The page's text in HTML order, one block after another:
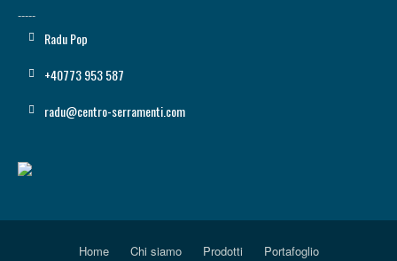
-----
Radu Pop
+40773 953 587
radu@centro-serramenti.com
Home Chi siamo Prodotti Portafoglio